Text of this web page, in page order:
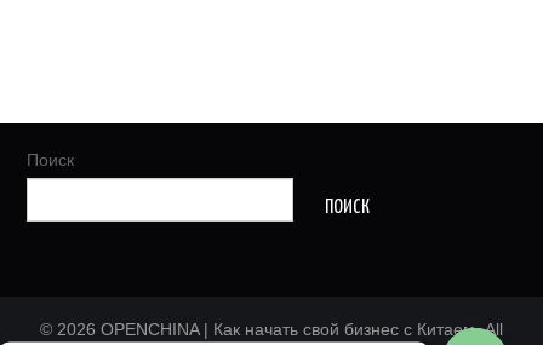
Поиск
ПОИСК
© 2026 OPENCHINA | Как начать свой бизнес с Китаем. All